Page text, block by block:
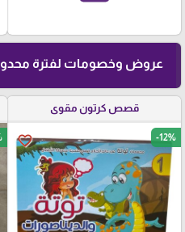
عروض وخصومات لفترة
قصص كرتون مقوى
favorite_border -12%